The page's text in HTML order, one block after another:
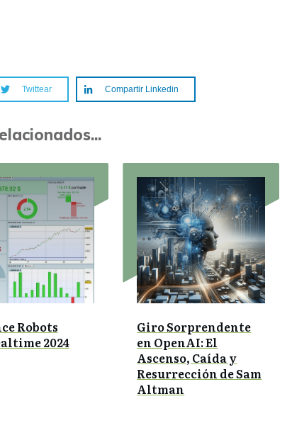
Twittear Compartir Linkedin
Robots
2024
Giro Sorprendente
en OpenAI: El
Ascenso, Caída y
Resurrección de Sam
Altman